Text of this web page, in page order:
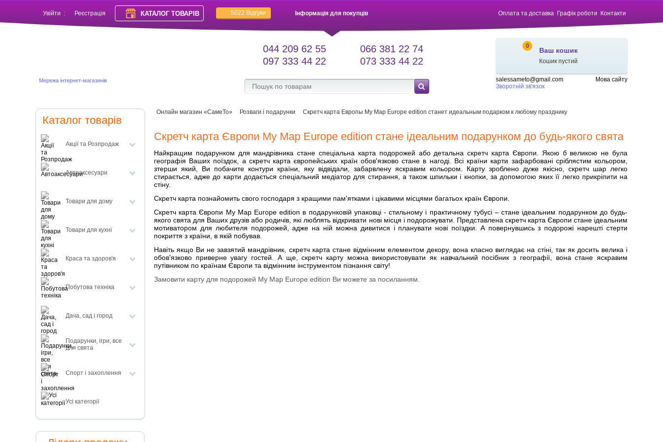
Увійти : Реєстрація КАТАЛОГ ТОВАРІВ 5022 Відгуки Оплата та доставка Графік роботи Контакти
Інформація для покупців
Мережа інтернет-магазинів
0
Ваш кошик
Кошик пустий
salessameto@gmail.com
Зворотній зв'язок
Мова сайту
044 209 62 55
097 333 44 22
066 381 22 74
073 333 44 22
Каталог товарів
Акції та Розпродаж
Автоаксесуари
Товари для дому
Товари для кухні
Краса та здоров'я
Побутова техніка
Дача, сад і город
Подарунки, ігри, все
для свята
Спорт і захоплення
Усі категорії
Онлайн магазин «СамеТо» Розваги і подарунки Скретч карта Европы My Map Europe edition станет идеальным подарком к любому празднику
Скретч карта Європи My Map Europe edition стане ідеальним подарунком до будь-якого свята
Найкращим подарунком для мандрівника стане спеціальна карта подорожей або детальна скретч карта Європи. Якою б великою не була
географія Ваших поїздок, а скретч карта європейських країн обов'язково стане в нагоді. Всі країни карти зафарбовані сріблястим кольором,
зтерши який, Ви побачите контури країни, яку відвідали, забарвлену яскравим кольором. Карту зроблено дуже якісно, скретч шар легко
стирається, адже до карти додається спеціальний медіатор для стирання, а також шпильки і кнопки, за допомогою яких її легко прикріпити на
стіну.
Скретч карта познайомить свого господаря з кращими пам'ятками і цікавими місцями багатьох країн Європи.
Скретч карта Європи My Map Europe edition в подарунковій упаковці - стильному і практичному тубусі – стане ідеальним подарунком до будь-
якого свята для Ваших друзів або родичів, які люблять відкривати нові місця і подорожувати. Представлена скретч карта Європи стане ідеальним
мотиватором для любителя подорожей, адже на ній можна дивитися і планувати нові поїздки. А повернувшись з подорожі нарешті стерти
покриття з країни, в якій побував.
Навіть якщо Ви не завзятий мандрівник, скретч карта стане відмінним елементом декору, вона класно виглядає на стіні, так як досить велика і
обов'язково приверне увагу гостей. А ще, скретч карту можна використовувати як навчальний посібник з географії, вона стане яскравим
путівником по країнам Європи та відмінним інструментом пізнання світу!
Замовити карту для подорожей My Map Europe edition Ви можете за посиланням.